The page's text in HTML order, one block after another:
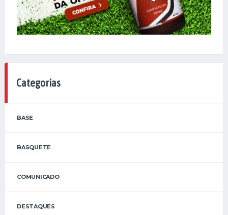
Categorias
BASE
BASQUETE
COMUNICADO
DESTAQUES